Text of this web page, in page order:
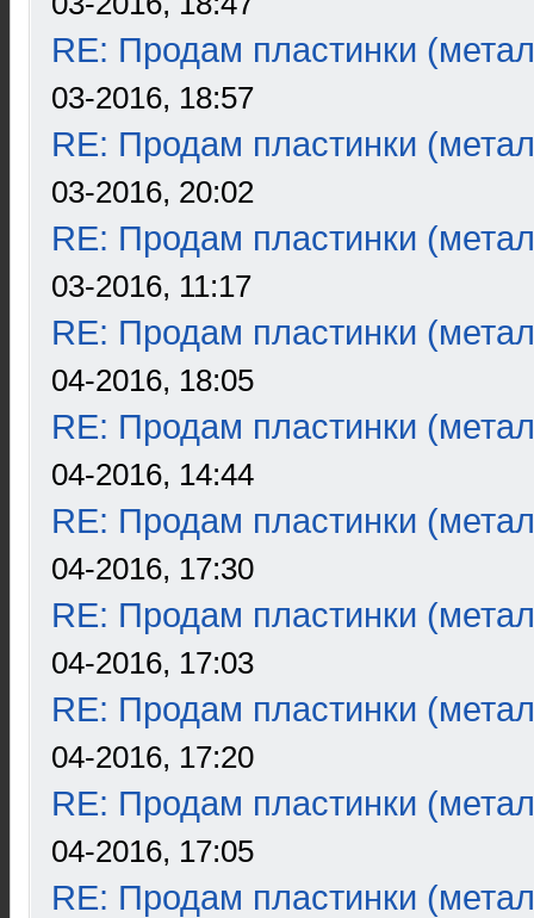
RE: Продам пластинки
03-2016, 18:57
RE: Продам пластинки
03-2016, 20:02
RE: Продам пластинки
03-2016, 11:17
RE: Продам пластинки
04-2016, 18:05
RE: Продам пластинки
04-2016, 14:44
RE: Продам пластинки
04-2016, 17:30
RE: Продам пластинки
04-2016, 17:03
RE: Продам пластинки
04-2016, 17:20
RE: Продам пластинки
04-2016, 17:05
RE: Продам пластинки